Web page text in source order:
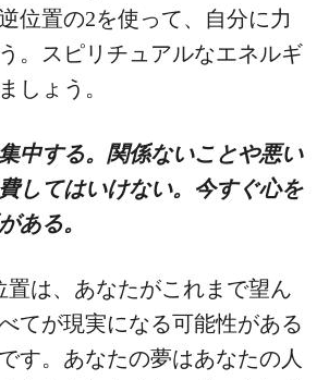
位置の2を使って、自分に力
。スピリチュアルなエネルギ
しょう。
中する。関係ないことや悪い
してはいけない。今すぐ心を
ある。
置は、あなたがこれまで望ん
てが現実になる可能性がある
す。あなたの夢はあなたの人